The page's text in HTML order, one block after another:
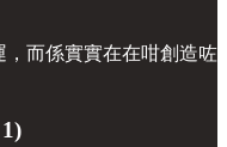
而係實實在在咁創造咗